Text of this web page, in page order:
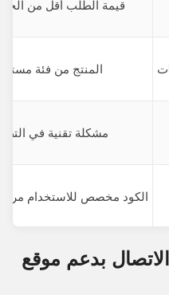
قيمة الطلب أقل من الحد
المنتج من فئة
مشكلة تقنية في
الكود مخصص للاستخدام مرة
بدعم موقع